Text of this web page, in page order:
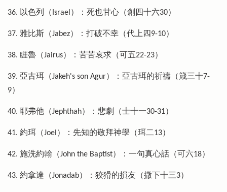
36. 以色列（Israel）：死也甘心（創四十六30）
37. 雅比斯（Jabez）：打破不幸（代上四9-10）
38. 睚魯（Jairus）：苦苦哀求（可五22-23）
39. 亞古珥（Jakeh's son Agur）：亞古珥的祈禱（箴三十7-
9）
40. 耶弗他（Jephthah）：悲劇（士十一30-31）
41. 約珥（Joel）：先知的敬拜神學（珥二13）
42. 施洗約翰（John the Baptist）：一句真心話（可六18）
43. 約拿達（Jonadab）：狡猾的損友（撒下十三3）